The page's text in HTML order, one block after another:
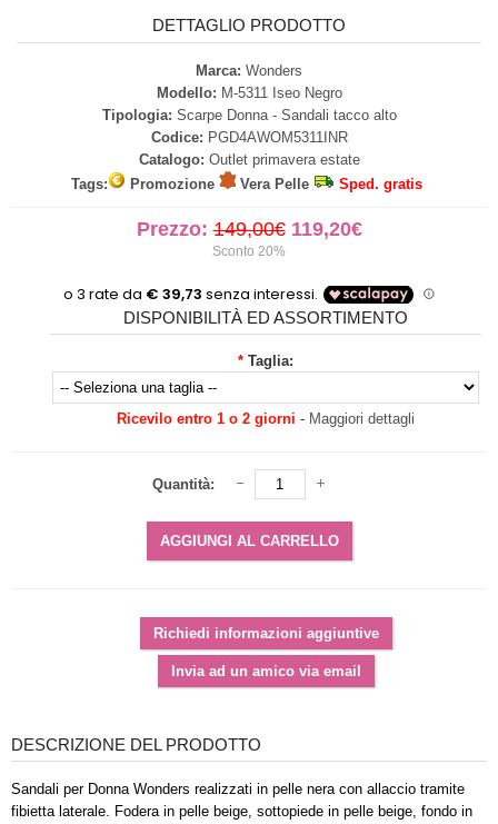
DETTAGLIO PRODOTTO
Marca: Wonders
Modello: M-5311 Iseo Negro
Tipologia: Scarpe Donna - Sandali tacco alto
Codice: PGD4AWOM5311INR
Catalogo: Outlet primavera estate
Tags:
Promozione Vera Pelle Sped. gratis
Prezzo:149,00€ 119,20€
Sconto 20%
DISPONIBILITÀ ED ASSORTIMENTO
* Taglia:
Ricevilo entro 1 o 2 giorni - Maggiori dettagli
Quantità:
DESCRIZIONE DEL PRODOTTO
Sandali per Donna Wonders realizzati in pelle nera con allaccio tramite
fibietta laterale. Fodera in pelle beige, sottopiede in pelle beige, fondo in